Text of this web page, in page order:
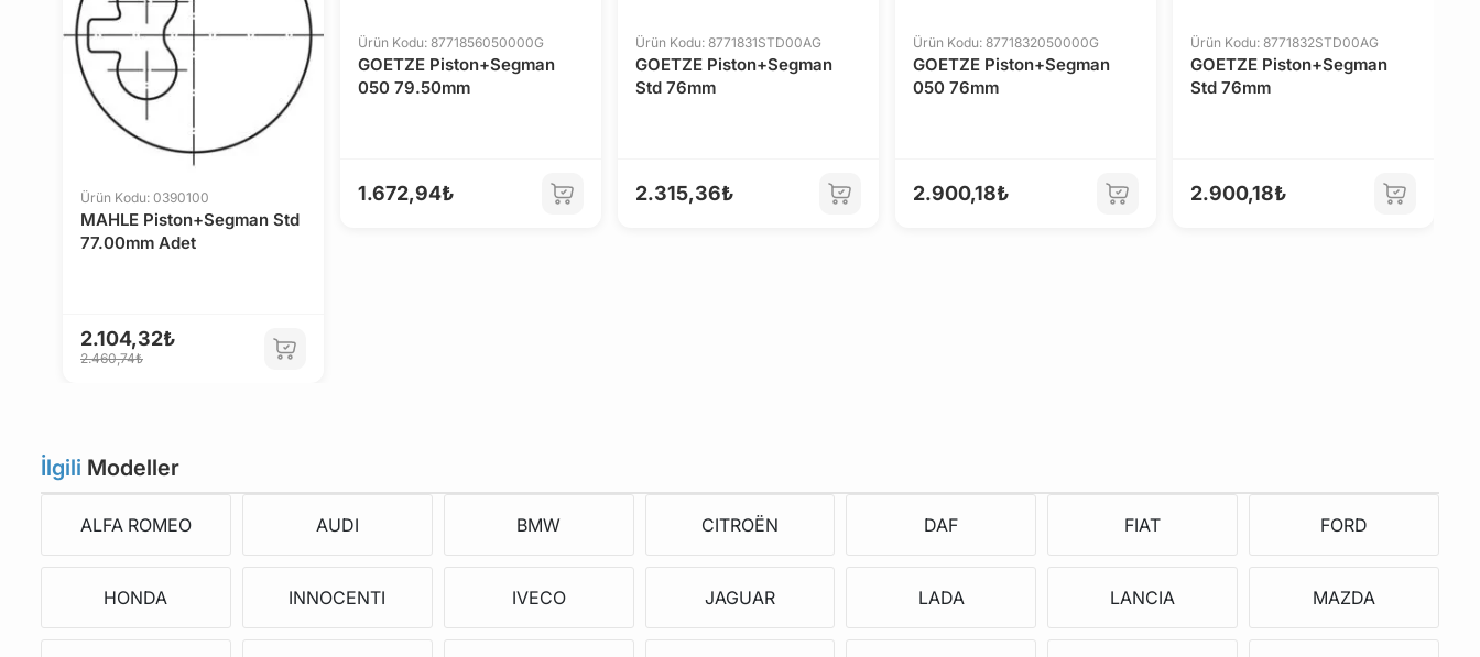
Ürün Kodu: 0390100
MAHLE Piston+Segman Std
77.00mm Adet
2.104,32₺
2.460,74₺
Ürün Kodu: 8771856050000G
GOETZE Piston+Segman
050 79.50mm
1.672,94₺
Ürün Kodu: 8771831STD00AG
GOETZE Piston+Segman
Std 76mm
2.315,36₺
Ürün Kodu: 8771832050000G
GOETZE Piston+Segman
050 76mm
2.900,18₺
Ürün Kodu: 8771832STD00AG
GOETZE Piston+Segman
Std 76mm
2.900,18₺
İlgili Modeller
ALFA ROMEO AUDI BMW CITROËN DAF FIAT FORD
HONDA INNOCENTI IVECO JAGUAR LADA LANCIA MAZDA